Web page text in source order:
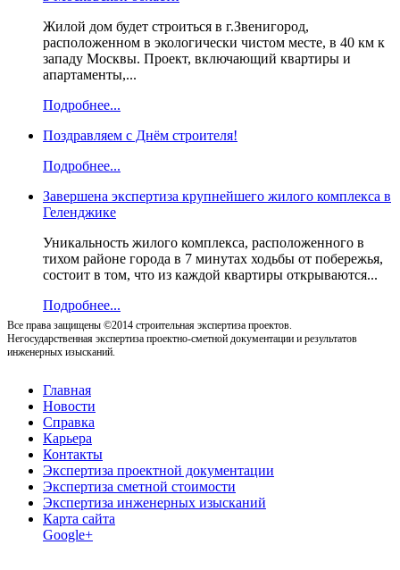
Жилой дом будет строиться в г.Звенигород,
расположенном в экологически чистом месте, в 40 км к
западу Москвы. Проект, включающий квартиры и
апартаменты,...
Подробнее...
Поздравляем с Днём строителя!
Подробнее...
Завершена экспертиза крупнейшего жилого комплекса в
Геленджике
Уникальность жилого комплекса, расположенного в
тихом районе города в 7 минутах ходьбы от побережья,
состоит в том, что из каждой квартиры открываются...
Подробнее...
Все права защищены ©2014 строительная экспертиза проектов.
Негосударственная экспертиза проектно-сметной документации и результатов
инженерных изысканий.
Главная
Новости
Справка
Карьера
Контакты
Экспертиза проектной документации
Экспертиза сметной стоимости
Экспертиза инженерных изысканий
Карта сайта
Google+